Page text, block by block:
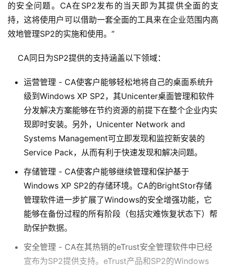
的安全问题。CA在SP2发布的当天即为其提供全面的支
持，这将使用户可以借助一套全面的工具来在企业范围内高
效地管理SP2的实施和使用。”
CA同日为SP2提供的支持涵盖以下领域：
运营管理 - CA使客户能够轻松地将自己的桌面系统升
级到Windows XP SP2，其Unicenter桌面管理和软件
分发解决方案能够在节约资源的前提下在整个企业内实
现即时安装。另外，Unicenter Network and
Systems Management可立即发现和监控新安装的
Service Pack，从而有利于快速发现和解决问题。
存储管理 - CA使客户能够继续管理和保护基于
Windows XP SP2的存储环境。CA的BrightStor存储
管理软件进一步扩展了Windows的安全增强功能，它
能够在备份过程的所有阶段（包括灾难恢复状态下）帮
助保护数据。
安全管理 - CA在其热销的eTrust安全管理软件中已经
宣布为SP2提供支持。eTrust产品和SP2的Windows